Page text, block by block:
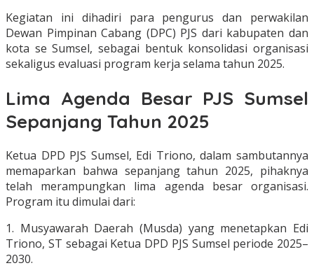
Kegiatan ini dihadiri para pengurus dan perwakilan
Dewan Pimpinan Cabang (DPC) PJS dari kabupaten dan
kota se Sumsel, sebagai bentuk konsolidasi organisasi
sekaligus evaluasi program kerja selama tahun 2025.
Lima Agenda Besar PJS Sumsel
Sepanjang Tahun 2025
Ketua DPD PJS Sumsel, Edi Triono, dalam sambutannya
memaparkan bahwa sepanjang tahun 2025, pihaknya
telah merampungkan lima agenda besar organisasi.
Program itu dimulai dari:
1. Musyawarah Daerah (Musda) yang menetapkan Edi
Triono, ST sebagai Ketua DPD PJS Sumsel periode 2025–
2030.